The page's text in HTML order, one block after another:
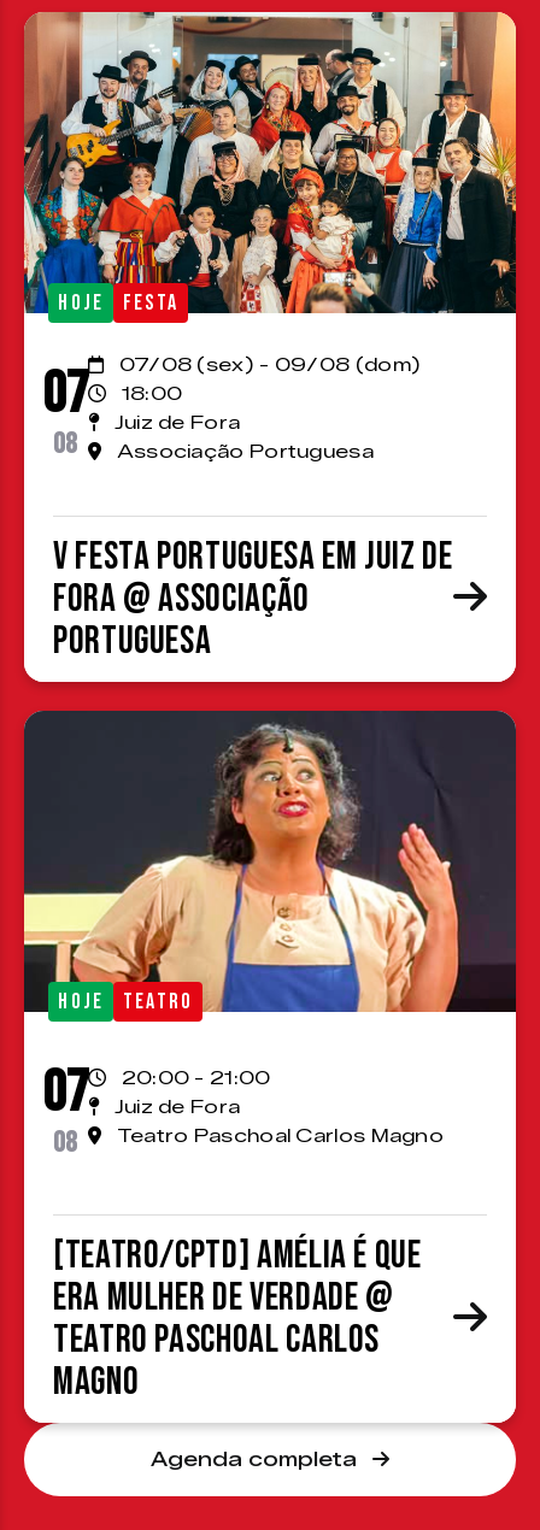
HOJE FESTA
07
08
07/08 (sex) - 09/08 (dom)
18:00
Juiz de Fora
Associação Portuguesa
V Festa Portuguesa em Juiz de
Fora @ Associação
Portuguesa
HOJE TEATRO
07
08
20:00 - 21:00
Juiz de Fora
Teatro Paschoal Carlos Magno
[TEATRO/CPTD] Amélia é que
era mulher de verdade @
Teatro Paschoal Carlos
Magno
Agenda completa